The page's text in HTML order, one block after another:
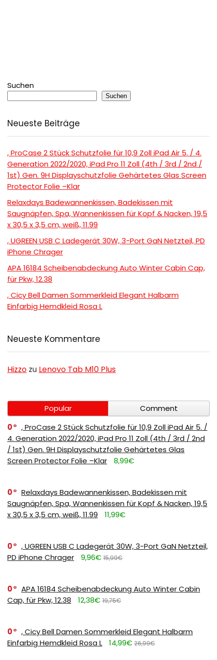
Suchen
Suchen
Neueste Beiträge
, ProCase 2 Stück Schutzfolie für 10,9 Zoll iPad Air 5. / 4.
Generation 2022/2020, iPad Pro 11 Zoll (4th / 3rd / 2nd /
1st) Gen. 9H Displayschutzfolie Gehärtetes Glas Screen
Protector Folie –Klar
Relaxdays Badewannenkissen, Badekissen mit
Saugnäpfen, Spa, Wannenkissen für Kopf & Nacken, 19,5
x 30,5 x 3,5 cm, weiß, 11.99
, UGREEN USB C Ladegerät 30W, 3-Port GaN Netzteil, PD
iPhone Chrager
APA 16184 Scheibenabdeckung Auto Winter Cabin Cap,
für Pkw, 12.38
, Cicy Bell Damen Sommerkleid Elegant Halbarm
Einfarbig Hemdkleid Rosa L
Neueste Kommentare
Hizzo zu Lenovo Tab M10 Plus
Popular
Comment
0
, ProCase 2 Stück Schutzfolie für 10,9 Zoll iPad Air 5. /
4. Generation 2022/2020, iPad Pro 11 Zoll (4th / 3rd / 2nd
/ 1st) Gen. 9H Displayschutzfolie Gehärtetes Glas
Screen Protector Folie –Klar
8,99€
0
Relaxdays Badewannenkissen, Badekissen mit
Saugnäpfen, Spa, Wannenkissen für Kopf & Nacken, 19,5
x 30,5 x 3,5 cm, weiß, 11.99
11,99€
0
, UGREEN USB C Ladegerät 30W, 3-Port GaN Netzteil,
PD iPhone Chrager
9,96€ 15,99€
0
APA 16184 Scheibenabdeckung Auto Winter Cabin
Cap, für Pkw, 12.38
12,38€ 19,75€
0
, Cicy Bell Damen Sommerkleid Elegant Halbarm
Einfarbig Hemdkleid Rosa L
14,99€ 26,99€